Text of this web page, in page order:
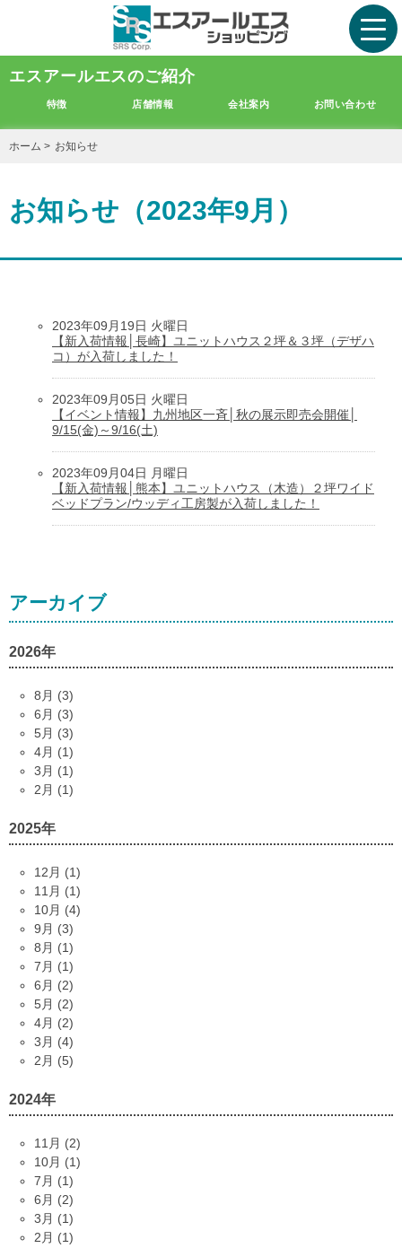
エスアールエスのご紹介
特徴 店舗情報 会社案内 お問い合わせ
ホーム > お知らせ
お知らせ（2023年9月）
2023年09月19日 火曜日
【新入荷情報│長崎】ユニットハウス２坪＆３坪（デザハ
コ）が入荷しました！
2023年09月05日 火曜日
【イベント情報】九州地区一斉│秋の展示即売会開催│
9/15(金)～9/16(土)
2023年09月04日 月曜日
【新入荷情報│熊本】ユニットハウス（木造）２坪ワイド
ベッドプラン/ウッディ工房製が入荷しました！
アーカイブ
2026年
8月 (3)
6月 (3)
5月 (3)
4月 (1)
3月 (1)
2月 (1)
2025年
12月 (1)
11月 (1)
10月 (4)
9月 (3)
8月 (1)
7月 (1)
6月 (2)
5月 (2)
4月 (2)
3月 (4)
2月 (5)
2024年
11月 (2)
10月 (1)
7月 (1)
6月 (2)
3月 (1)
2月 (1)